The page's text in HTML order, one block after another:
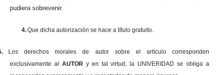
pudiera sobrevenir.
4.Que dicha autorización se hace a título gratuito.
Los derechos morales de autor sobre el artículo corresponden
exclusivamente al AUTOR y en tal virtud, la UNIVERIDAD se obliga a